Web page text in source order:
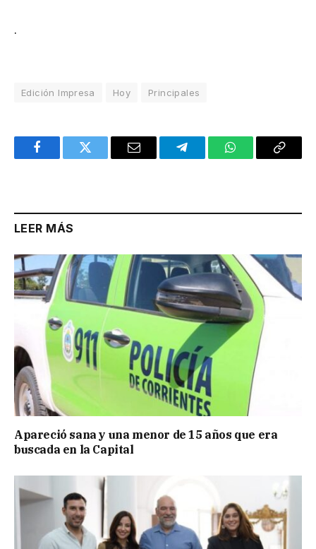
.
Edición Impresa Hoy Principales
FacebookTwitter Email TelegramWhatsAppCopy
LEER MÁS
Apareció sana y una menor de 15 años que era
buscada en la Capital